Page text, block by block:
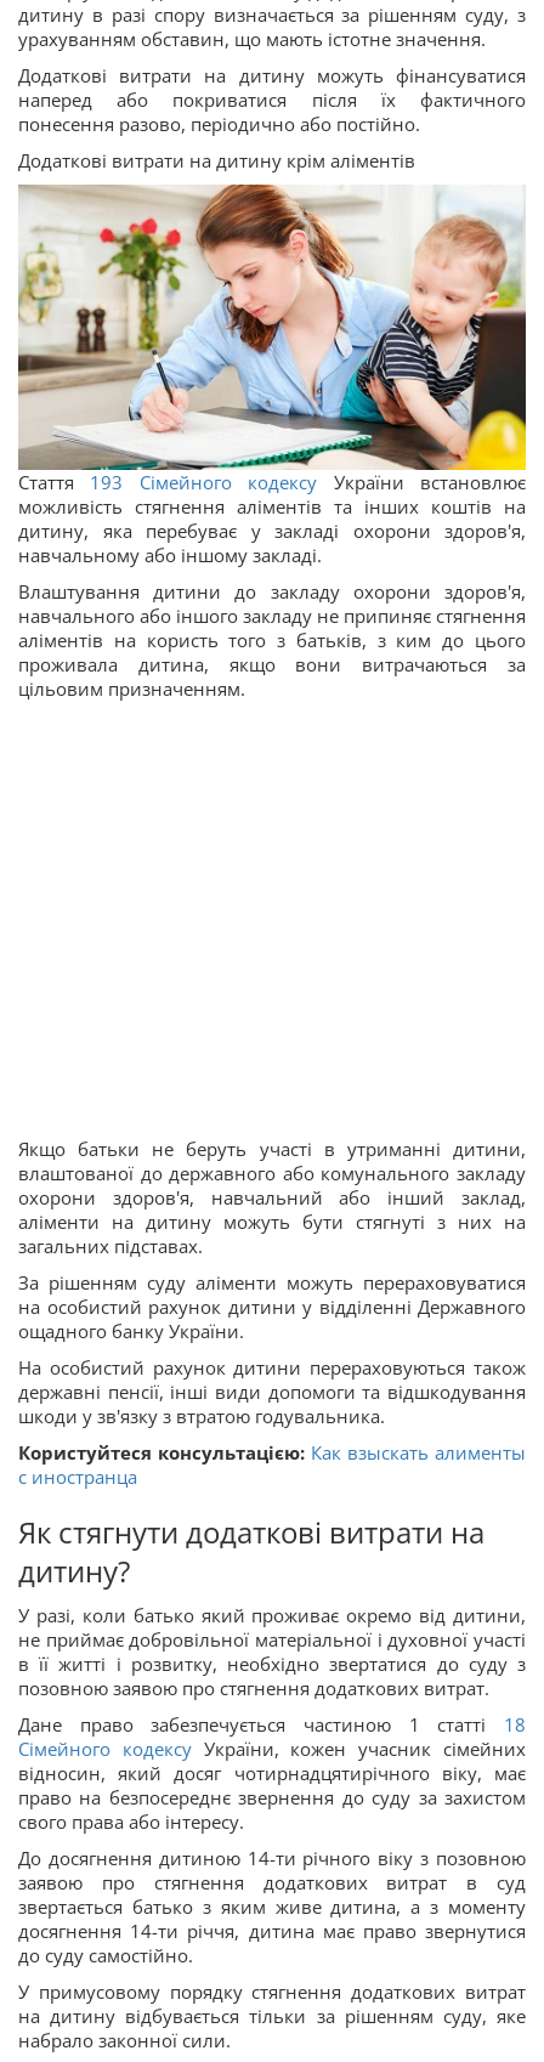
дитину в разі спору визначається за рішенням суду, з
урахуванням обставин, що мають істотне значення.
Додаткові витрати на дитину можуть фінансуватися
наперед або покриватися після їх фактичного
понесення разово, періодично або постійно.
Додаткові витрати на дитину крім аліментів
Стаття 193 Сімейного кодексу України встановлює
можливість стягнення аліментів та інших коштів на
дитину, яка перебуває у закладі охорони здоров'я,
навчальному або іншому закладі.
Влаштування дитини до закладу охорони здоров'я,
навчального або іншого закладу не припиняє стягнення
аліментів на користь того з батьків, з ким до цього
проживала дитина, якщо вони витрачаються за
цільовим призначенням.
Якщо батьки не беруть участі в утриманні дитини,
влаштованої до державного або комунального закладу
охорони здоров'я, навчальний або інший заклад,
аліменти на дитину можуть бути стягнуті з них на
загальних підставах.
За рішенням суду аліменти можуть перераховуватися
на особистий рахунок дитини у відділенні Державного
ощадного банку України.
На особистий рахунок дитини перераховуються також
державні пенсії, інші види допомоги та відшкодування
шкоди у зв'язку з втратою годувальника.
Користуйтеся консультацією: Как взыскать алименты
с иностранца
Як стягнути додаткові витрати на
дитину?
У разі, коли батько який проживає окремо від дитини,
не приймає добровільної матеріальної і духовної участі
в її житті і розвитку, необхідно звертатися до суду з
позовною заявою про стягнення додаткових витрат.
Дане право забезпечується частиною 1 статті 18
Сімейного кодексуУкраїни, кожен учасник сімейних
відносин, який досяг чотирнадцятирічного віку, має
право на безпосереднє звернення до суду за захистом
свого права або інтересу.
До досягнення дитиною 14-ти річного віку з позовною
заявою про стягнення додаткових витрат в суд
звертається батько з яким живе дитина, а з моменту
досягнення 14-ти річчя, дитина має право звернутися
до суду самостійно.
У примусовому порядку стягнення додаткових витрат
на дитину відбувається тільки за рішенням суду, яке
набрало законної сили.